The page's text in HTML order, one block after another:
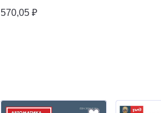
570,05 ₽